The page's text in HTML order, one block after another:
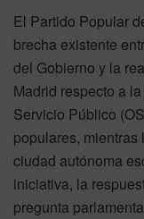
El Partido Popular
brecha existente
del Gobierno y la
Madrid respecto a
Servicio Público
populares,
ciudad autónoma
iniciativa, la
pregunta